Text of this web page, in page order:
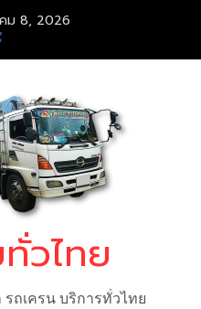
คม 8, 2026
วไทย
รถเครน บริการทั่วไทย